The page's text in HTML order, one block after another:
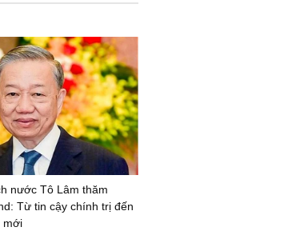
nước Tô Lâm thăm
Từ tin cậy chính trị đến
mới